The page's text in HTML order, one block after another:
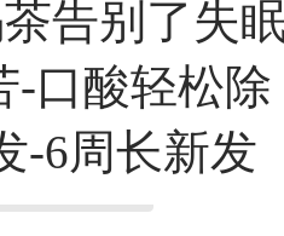
告别了失
-口酸轻松除
-6周长新发